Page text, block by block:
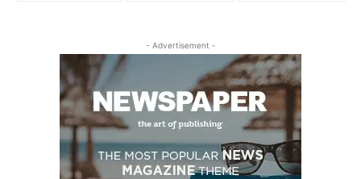
- Advertisement -